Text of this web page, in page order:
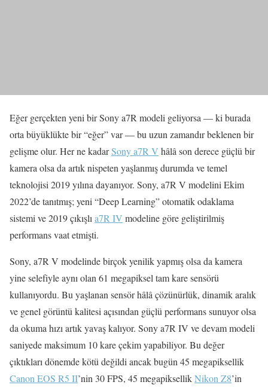
Eğer gerçekten yeni bir Sony a7R modeli geliyorsa — ki burada
orta büyüklükte bir “eğer” var — bu uzun zamandır beklenen bir
gelişme olur. Her ne kadarSony a7R V hâlâ son derece güçlü bir
kamera olsa da artık nispeten yaşlanmış durumda ve temel
teknolojisi 2019 yılına dayanıyor. Sony, a7R V modelini Ekim
2022’de tanıtmış; yeni “Deep Learning” otomatik odaklama
sistemi ve 2019 çıkışlı a7R IV modeline göre geliştirilmiş
performans vaat etmişti.
Sony, a7R V modelinde birçok yenilik yapmış olsa da kamera
yine selefiyle aynı olan 61 megapiksel tam kare sensörü
kullanıyordu. Bu yaşlanan sensör hâlâ çözünürlük, dinamik aralık
ve genel görüntü kalitesi açısından güçlü performans sunuyor olsa
da okuma hızı artık yavaş kalıyor. Sony a7R IV ve devam modeli
saniyede maksimum 10 kare çekim yapabiliyor. Bu değer
çıktıkları dönemde kötü değildi ancak bugün 45 megapiksellik
Canon EOS R5 II’nin 30 FPS, 45 megapiksellikNikon Z8’in